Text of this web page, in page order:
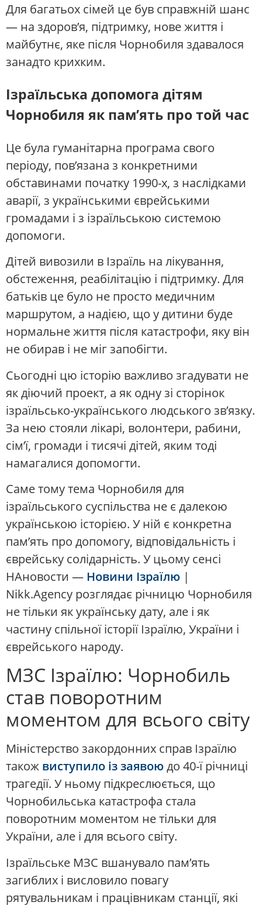
Для багатьох сімей це був справжній шанс
— на здоров’я, підтримку, нове життя і
майбутнє, яке після Чорнобиля здавалося
занадто крихким.
Ізраїльська допомога дітям
Чорнобиля як пам’ять про той час
Це була гуманітарна програма свого
періоду, пов’язана з конкретними
обставинами початку 1990-х, з наслідками
аварії, з українськими єврейськими
громадами і з ізраїльською системою
допомоги.
Дітей вивозили в Ізраїль на лікування,
обстеження, реабілітацію і підтримку. Для
батьків це було не просто медичним
маршрутом, а надією, що у дитини буде
нормальне життя після катастрофи, яку він
не обирав і не міг запобігти.
Сьогодні цю історію важливо згадувати не
як діючий проект, а як одну зі сторінок
ізраїльсько-українського людського зв’язку.
За нею стояли лікарі, волонтери, рабини,
сім’ї, громади і тисячі дітей, яким тоді
намагалися допомогти.
Саме тому тема Чорнобиля для
ізраїльського суспільства не є далекою
українською історією. У ній є конкретна
пам’ять про допомогу, відповідальність і
єврейську солідарність. У цьому сенсі
НАновости — Новини Ізраїлю |
Nikk.Agency розглядає річницю Чорнобиля
не тільки як українську дату, але і як
частину спільної історії Ізраїлю, України і
єврейського народу.
МЗС Ізраїлю: Чорнобиль
став поворотним
моментом для всього світу
Міністерство закордонних справ Ізраїлю
також виступило із заявою до 40-ї річниці
трагедії. У ньому підкреслюється, що
Чорнобильська катастрофа стала
поворотним моментом не тільки для
України, але і для всього світу.
Ізраїльське МЗС вшанувало пам’ять
загиблих і висловило повагу
рятувальникам і працівникам станції, які